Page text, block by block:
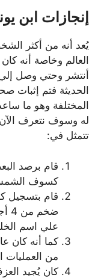
إنجازات ابن
يُعد أنه من أكثر
العالم وخاصة أنه
أنتشر وحتي وصل
الحديثة فتم إثبات
المختلفة وهو ما
له وسوف نتعرف
تتمثل في:
قام برصد
كسوف
قام بتسجيل
علي اسم
كما أنه كان
من العمليات
كان يُجيد